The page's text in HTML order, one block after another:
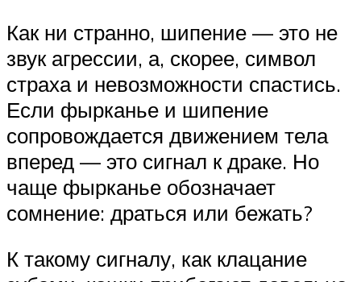
Как ни странно, шипение — это не
звук агрессии, а, скорее, символ
страха и невозможности спастись.
Если фырканье и шипение
сопровождается движением тела
вперед — это сигнал к драке. Но
чаще фырканье обозначает
сомнение: драться или бежать?
К такому сигналу, как клацание